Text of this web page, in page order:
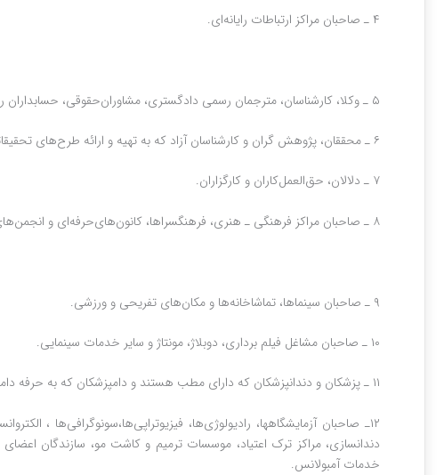
۴ ـ صاحبان مراکز ارتباطات رایانه‌ای‌.
۵ ـ وکلا، کارشناسان‌، مترجمان رسمی دادگستری‌، مشاوران‌حقوقی‌، حسابداران رسمی و اعضای سازمان‌های نظام مهندسی‌.
۶ ـ محققان‌، پژوهش گران و کارشناسان آزاد که به تهیه و ارائه ‌طرح‌های تحقیقاتی اشتغال دارند.
۷ ـ دلالان‌، حق‌العمل‌کاران و کارگزاران‌.
۸ ـ صاحبان مراکز فرهنگی ـ هنری‌، فرهنگسراها، کانون‌های‌حرفه‌ای و انجمن‌های صنفی و تخصصی‌.
۹ ـ صاحبان سینماها، تماشاخانه‌ها و مکان‌های تفریحی و ورزشی‌.
۱۰ ـ صاحبان مشاغل فیلم برداری‌، دوبلاژ، مونتاژ و سایر خدمات سینمایی‌.
۱۱ ـ پزشکان و دندانپزشکان که دارای مطب هستند و دامپزشکان که به حرفه دامپزشکی اشتغال دارند.
۱۲ـ صاحبان آزمایشگاهها، رادیولوژی‌ها، فیزیوتراپی‌ها،سونوگرافی‌ها ،
دندانسازی، مراکز ترک اعتیاد، موسسات ترمیم و کاشت مو، سازندگان
خدمات آمبولانس.